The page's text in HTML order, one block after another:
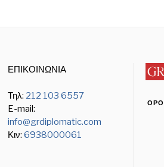
ΕΠΙΚΟΙΝΩΝΙΑ
Τηλ: 212 103 6557
E-mail:
info@grdiplomatic.com
Κιν:6938000061